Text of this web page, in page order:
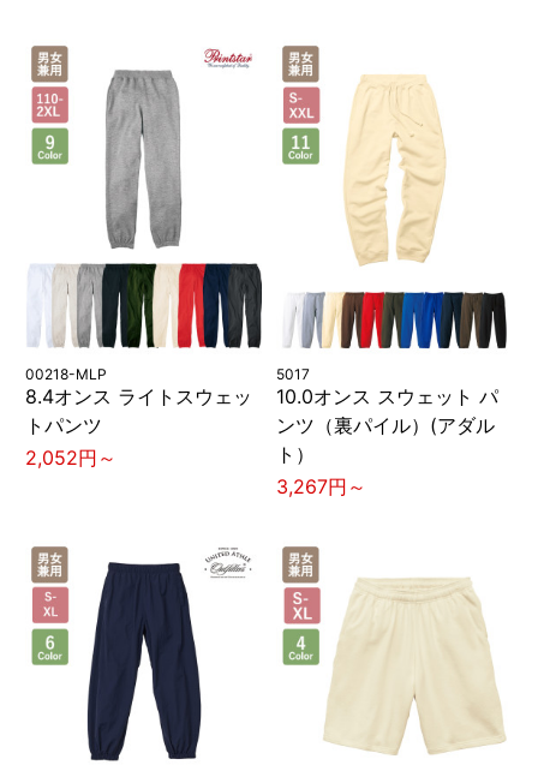
00218-MLP
8.4オンス ライトスウェッ
トパンツ
2,052円～
5017
10.0オンス スウェット パ
ンツ（裏パイル）(アダル
ト）
3,267円～